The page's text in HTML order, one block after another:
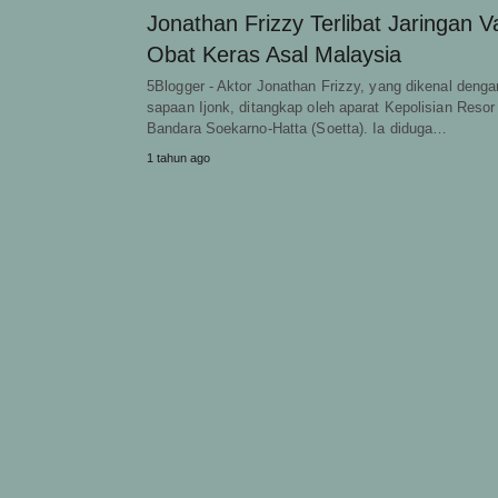
Jonathan Frizzy Terlibat Jaringan
Obat Keras Asal Malaysia
5Blogger - Aktor Jonathan Frizzy, yang dikenal
sapaan Ijonk, ditangkap oleh aparat Kepolisian Resor
Bandara Soekarno-Hatta (Soetta). Ia diduga…
1 tahun ago